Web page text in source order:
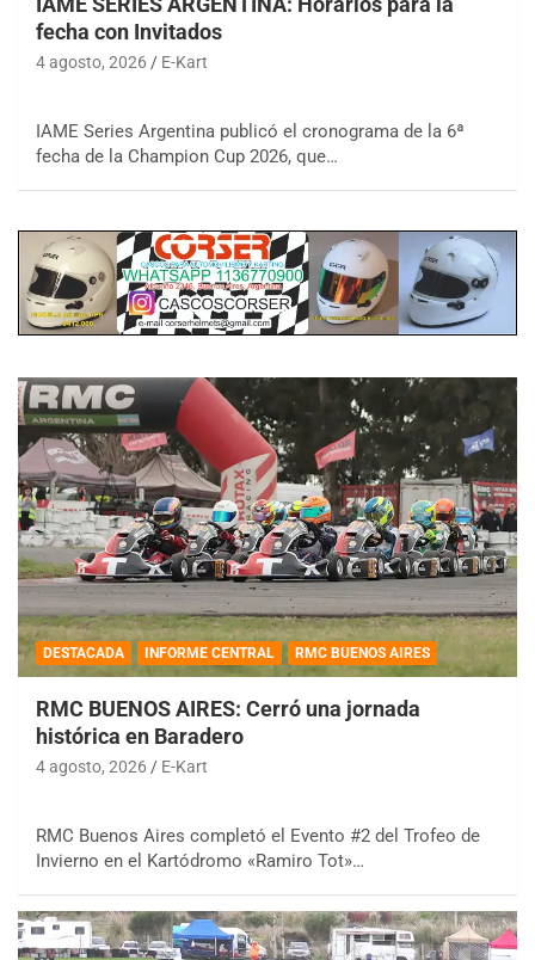
fecha con Invitados
4 agosto, 2026 E-Kart
IAME Series Argentina publicó el cronograma de la 6ª
fecha de la Champion Cup 2026, que…
DESTACADA INFORME CENTRAL RMC BUENOS AIRES
RMC BUENOS AIRES: Cerró una jornada
histórica en Baradero
4 agosto, 2026 E-Kart
RMC Buenos Aires completó el Evento #2 del Trofeo de
Invierno en el Kartódromo «Ramiro Tot»…